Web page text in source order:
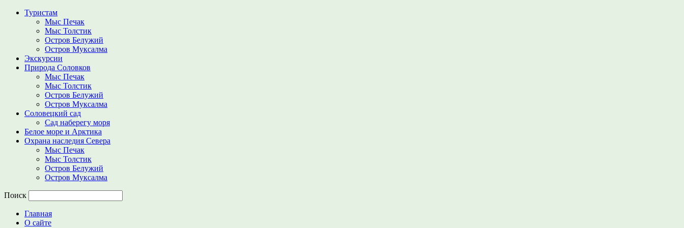
Туристам
Мыс Печак
Мыс Толстик
Остров Белужий
Остров Муксалма
Экскурсии
Природа Соловков
Мыс Печак
Мыс Толстик
Остров Белужий
Остров Муксалма
Соловецкий сад
Сад наберегу моря
Белое море и Арктика
Охрана наследия Севера
Мыс Печак
Мыс Толстик
Остров Белужий
Остров Муксалма
Поиск
Главная
О сайте